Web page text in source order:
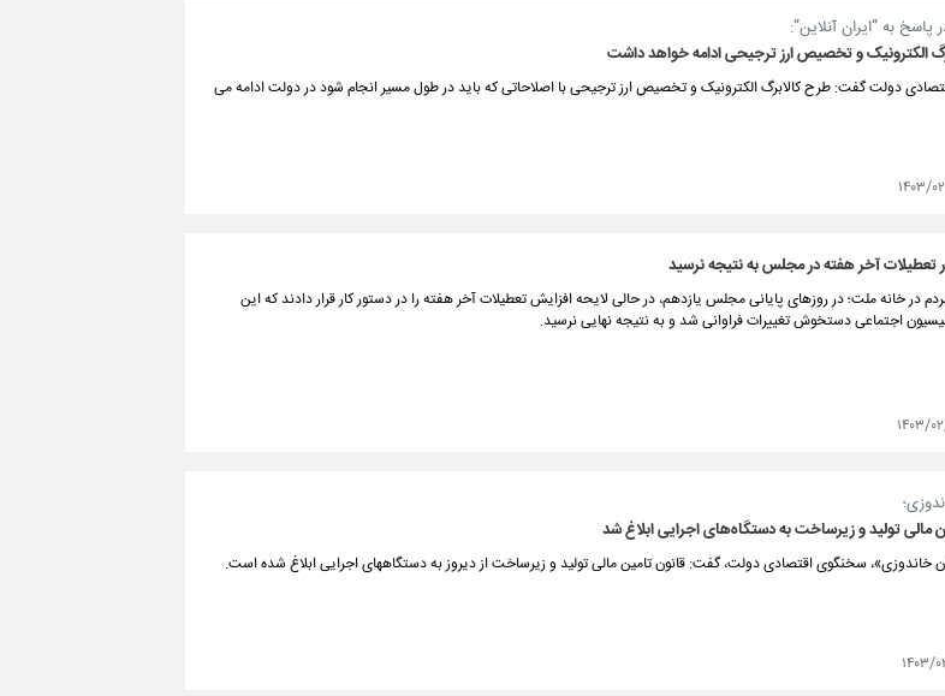
پاسخ به ”ایران آنلاین”:
الکترونیک و تخصیص ارز ترجیحی ادامه خواهد داشت
دولت گفت: طرح کالابرگ الکترونیک و تخصیص ارز ترجیحی با اصلاحاتی که باید در طول مسیر انجام شود در دولت ادامه می
تعطیلات آخر هفته در مجلس به نتیجه نرسید
در خانه ملت؛ در روزهای پایانی مجلس یازدهم، در حالی لایحه افزایش تعطیلات آخر هفته را در دستور کار قرار دادند که این
اجتماعی دستخوش تغییرات فراوانی شد و به نتیجه نهایی نرسید.
مالی تولید و زیرساخت به دستگاه‌های اجرایی ابلاغ شد
خاندوزی»، سخنگوی اقتصادی دولت، گفت: قانون تامین مالی تولید و زیرساخت از دیروز به دستگاههای اجرایی ابلاغ شده است.